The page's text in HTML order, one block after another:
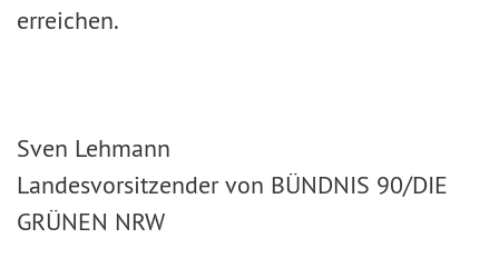
erreichen.
Sven Lehmann
Landesvorsitzender von BÜNDNIS 90/DIE
GRÜNEN NRW